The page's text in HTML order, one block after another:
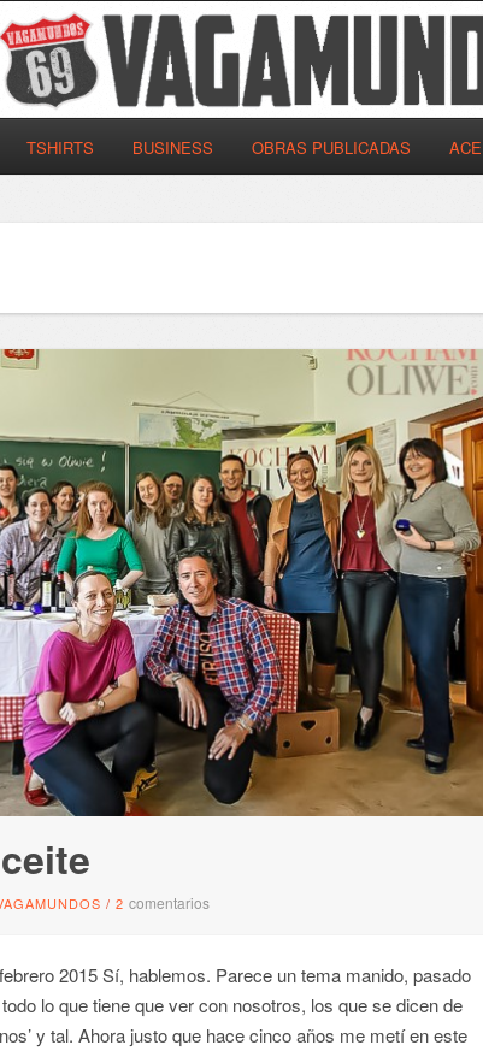
TSHIRTS BUSINESS OBRAS PUBLICADAS
/ 2 comentarios
2015 Sí, hablemos. Parece un tema manido, pasado
lo que tiene que ver con nosotros, los que se dicen de
y tal. Ahora justo que hace cinco años me metí en este